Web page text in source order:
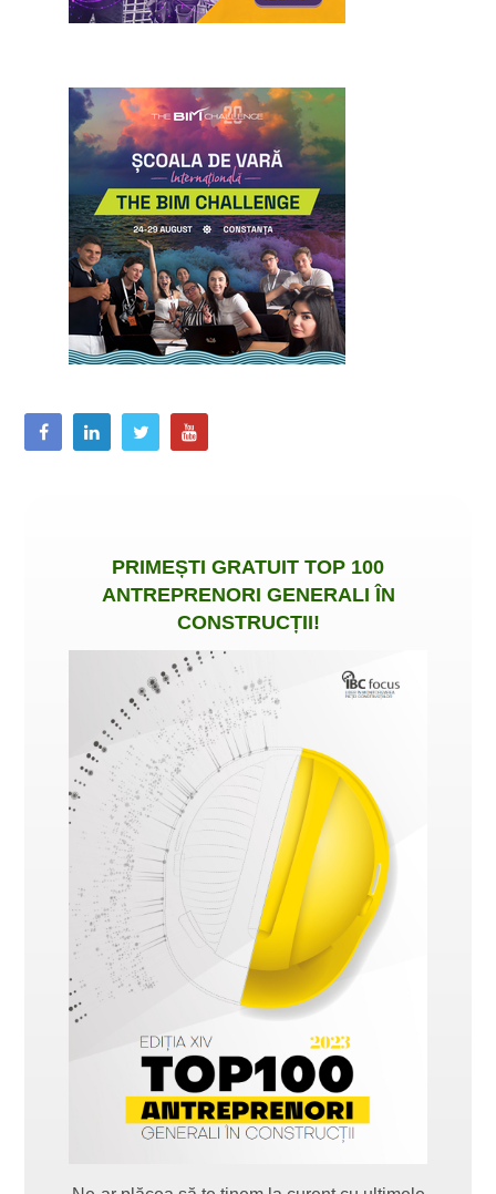
PRIMEȘTI GRATUIT TOP 100
ANTREPRENORI GENERALI ÎN
CONSTRUCȚII!